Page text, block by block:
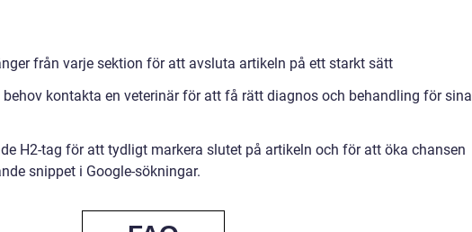
från varje sektion för att avsluta artikeln på ett starkt sätt
kontakta en veterinär för att få rätt diagnos och behandling för sina
H2-tag för att tydligt markera slutet på artikeln och för att öka chansen
snippet i Google-sökningar.